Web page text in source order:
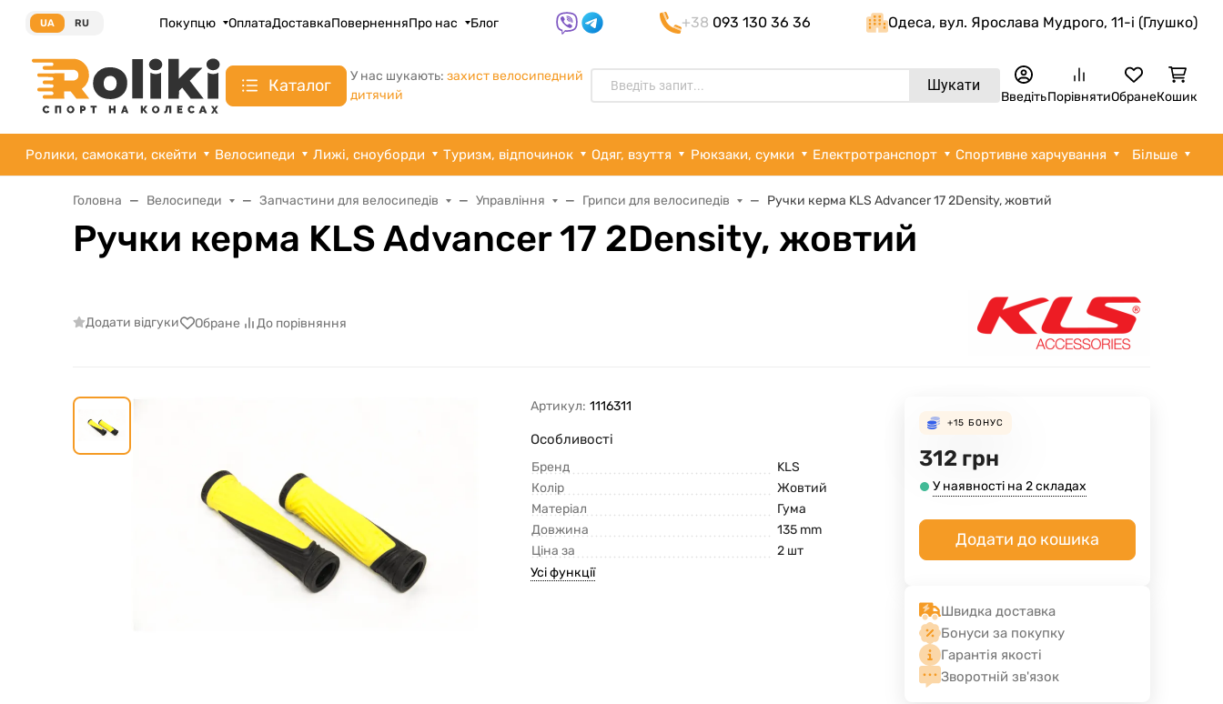
UA RU Покупцю ОплатаДоставкаПоверненняПро нас Блог +38 093 130 36 36 Одеса, вул. Ярослава Мудрого, 11-i (Глушко)
Каталог У нас шукають: захист велосипедний
дитячий
Шукати
ВведітьПорівнятиОбранеКошик
Ролики, самокати, скейти Велосипеди Лижі, сноуборди Туризм, відпочинок Одяг, взуття Рюкзаки, сумки Електротранспорт Спортивне харчування Більше
Головна Велосипеди Запчастини для велосипедів Управління Грипси для велосипедів Ручки керма KLS Advancer 17 2Density, жовтий
Ручки керма KLS Advancer 17 2Density, жовтий
Додати відгуки Обране До порівняння
Артикул: 1116311
Особливості
Бренд
KLS
Колір
Жовтий
Матеріал
Гума
Довжина
135 mm
Ціна за
2 шт
Усі функції
+15 БОНУС
312 грн
У наявності на 2 складах
Додати до кошика
Швидка доставка
Бонуси за покупку
Гарантія якості
Зворотній зв'язок